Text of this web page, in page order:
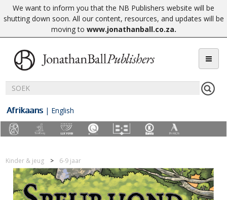
We want to inform you that the NB Publishers website will be
shutting down soon. All our content, resources, and updates will be
moving to www.jonathanball.co.za.
Afrikaans | English
Kinder & jeug 6-9 jaar